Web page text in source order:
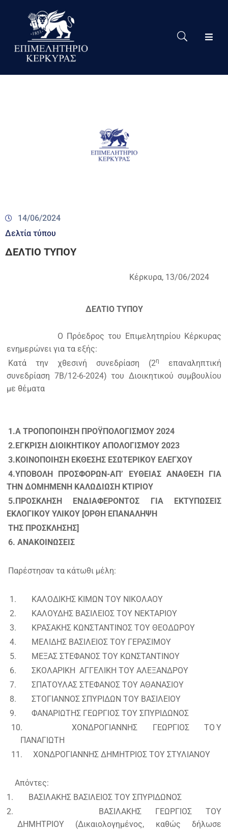
Το
Eπιμελητήριο
14/06/2024
Δελτία τύπου
ΔΕΛΤΙΟ ΤΥΠΟΥ
Κέρκυρα, 13/06/2024
ΔΕΛΤΙΟ ΤΥΠΟΥ
Ο Πρόεδρος του Επιμελητηρίου Κέρκυρας
ενημερώνει για τα εξής:
Κατά την χθεσινή συνεδρίαση (2η
επαναληπτική
συνεδρίαση 7Β/12-6-2024) του Διοικητικού συμβουλίου
με θέματα
1.Α ΤΡΟΠΟΠΟΙΗΣΗ ΠΡΟΫΠΟΛΟΓΙΣΜΟΥ 2024
2.ΕΓΚΡΙΣΗ ΔΙΟΙΚΗΤΙΚΟΥ ΑΠΟΛΟΓΙΣΜΟΥ 2023
3.ΚΟΙΝΟΠΟΙΗΣΗ ΕΚΘΕΣΗΣ ΕΣΩΤΕΡΙΚΟΥ ΕΛΕΓΧΟΥ
4.ΥΠΟΒΟΛΗ ΠΡΟΣΦΟΡΩΝ-ΑΠ’ ΕΥΘΕΙΑΣ ΑΝΑΘΕΣΗ ΓΙΑ
ΤΗΝ ΔΟΜΗΜΕΝΗ ΚΑΛΩΔΙΩΣΗ ΚΤΙΡΙΟΥ
5.ΠΡΟΣΚΛΗΣΗ ΕΝΔΙΑΦΕΡΟΝΤΟΣ ΓΙΑ ΕΚΤΥΠΩΣΕΙΣ
ΕΚΛΟΓΙΚΟΥ ΥΛΙΚΟΥ [ΟΡΘΗ ΕΠΑΝΑΛΗΨΗ
ΤΗΣ ΠΡΟΣΚΛΗΣΗΣ]
6. ΑΝΑΚΟΙΝΩΣΕΙΣ
Παρέστησαν τα κάτωθι μέλη:
1.
ΚΑΛΟΔΙΚΗΣ ΚΙΜΩΝ ΤΟΥ ΝΙΚΟΛΑΟΥ
2.
ΚΑΛΟΥΔΗΣ ΒΑΣΙΛΕΙΟΣ ΤΟΥ ΝΕΚΤΑΡΙΟΥ
3.
ΚΡΑΣΑΚΗΣ ΚΩΝΣΤΑΝΤΙΝΟΣ ΤΟΥ ΘΕΟΔΩΡΟΥ
4.
ΜΕΛΙΔΗΣ ΒΑΣΙΛΕΙΟΣ ΤΟΥ ΓΕΡΑΣΙΜΟΥ
5.
ΜΕΞΑΣ ΣΤΕΦΑΝΟΣ ΤΟΥ ΚΩΝΣΤΑΝΤΙΝΟΥ
6.
ΣΚΟΛΑΡΙΚΗ ΑΓΓΕΛΙΚΗ ΤΟΥ ΑΛΕΞΑΝΔΡΟΥ
7.
ΣΠΑΤΟΥΛΑΣ ΣΤΕΦΑΝΟΣ ΤΟΥ ΑΘΑΝΑΣΙΟΥ
8.
ΣΤΟΓΙΑΝΝΟΣ ΣΠΥΡΙΔΩΝ ΤΟΥ ΒΑΣΙΛΕΙΟΥ
9.
ΦΑΝΑΡΙΩΤΗΣ ΓΕΩΡΓΙΟΣ ΤΟΥ ΣΠΥΡΙΔΩΝΟΣ
10.
ΧΟΝΔΡΟΓΙΑΝΝΗΣ ΓΕΩΡΓΙΟΣ ΤΟ Υ
ΠΑΝΑΓΙΩΤΗ
11.
ΧΟΝΔΡΟΓΙΑΝΝΗΣ ΔΗΜΗΤΡΙΟΣ ΤΟΥ ΣΤΥΛΙΑΝΟΥ
Απόντες:
1.
ΒΑΣΙΛΑΚΗΣ ΒΑΣΙΛΕΙΟΣ ΤΟΥ ΣΠΥΡΙΔΩΝΟΣ
2.
ΒΑΣΙΛΑΚΗΣ ΓΕΩΡΓΙΟΣ ΤΟΥ
ΔΗΜΗΤΡΙΟΥ (Δικαιολογημένος, καθώς δήλωσε